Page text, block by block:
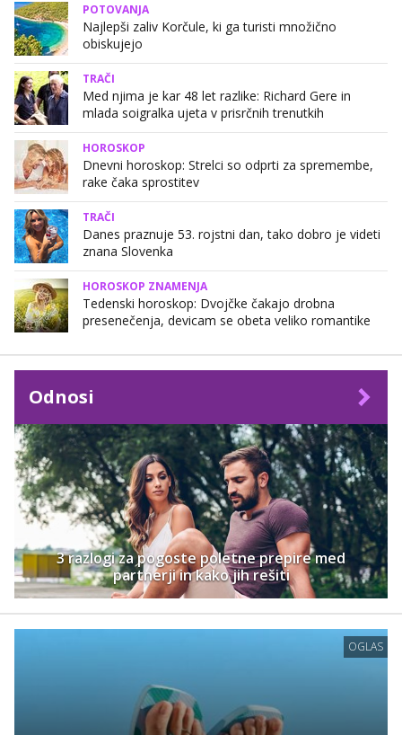
POTOVANJA
Najlepši zaliv Korčule, ki ga turisti množično
obiskujejo
TRAČI
Med njima je kar 48 let razlike: Richard Gere in
mlada soigralka ujeta v prisrčnih trenutkih
HOROSKOP
Dnevni horoskop: Strelci so odprti za spremembe,
rake čaka sprostitev
TRAČI
Danes praznuje 53. rojstni dan, tako dobro je videti
znana Slovenka
HOROSKOP ZNAMENJA
Tedenski horoskop: Dvojčke čakajo drobna
presenečenja, devicam se obeta veliko romantike
Odnosi
3 razlogi za pogoste poletne prepire med
partnerji in kako jih rešiti
OGLAS